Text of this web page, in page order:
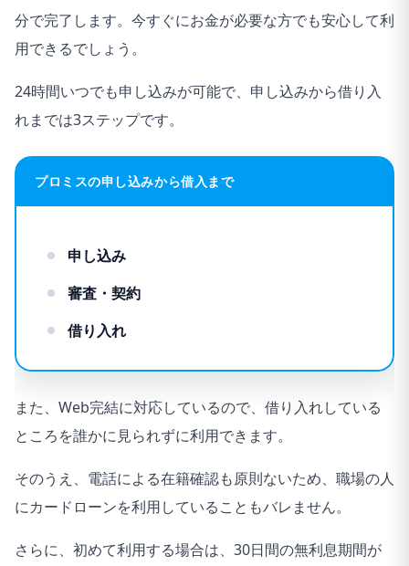
分で完了します。今すぐにお金が必要な方でも安心して利
用できるでしょう。
24時間いつでも申し込みが可能で、申し込みから借り入
れまでは3ステップです。
プロミスの申し込みから借入まで
申し込み
審査・契約
借り入れ
また、Web完結に対応しているので、借り入れしている
ところを誰かに見られずに利用できます。
そのうえ、電話による在籍確認も原則ないため、職場の人
にカードローンを利用していることもバレません。
さらに、初めて利用する場合は、30日間の無利息期間が